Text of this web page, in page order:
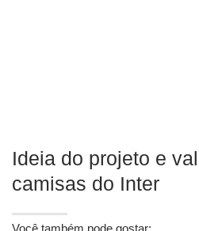
Ideia do projeto e
camisas do Inter
Você também pode gostar: